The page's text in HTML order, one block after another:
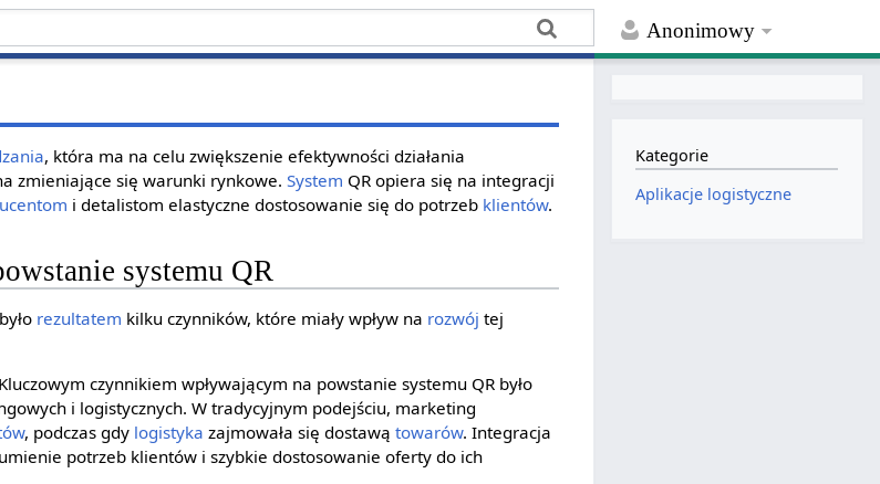
Anonimowy
, która ma na celu zwiększenie efektywności działania
zmieniające się warunki rynkowe.System QR opiera się na integracji
i detalistom elastyczne dostosowanie się do potrzeb klientów.
systemu QR
rezultatem kilku czynników, które miały wpływ na rozwój tej
czynnikiem wpływającym na powstanie systemu QR było
i logistycznych. W tradycyjnym podejściu, marketing
, podczas gdy logistyka zajmowała się dostawą towarów. Integracja
potrzeb klientów i szybkie dostosowanie oferty do ich
Kategorie
Aplikacje logistyczne